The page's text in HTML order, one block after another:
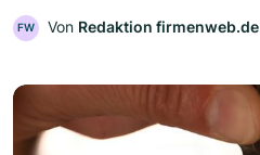
FW Von Redaktion firmenweb.de